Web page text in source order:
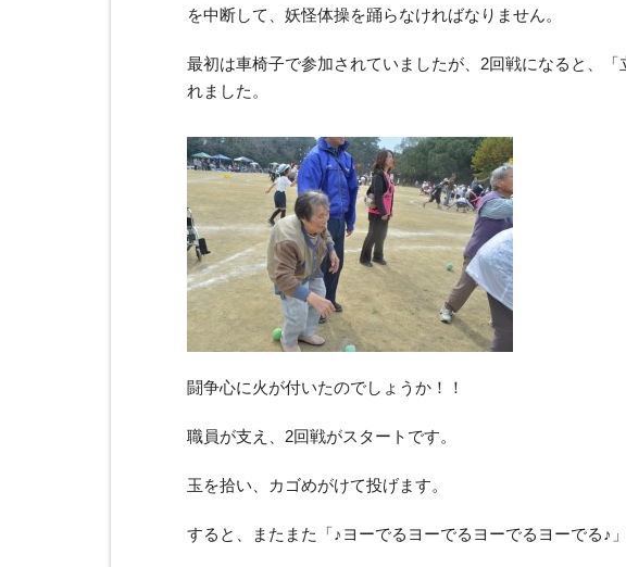
を中断して、妖怪体操を踊らなければなりません。
最初は車椅子で参加されていましたが、2回戦になると、
れました。
闘争心に火が付いたのでしょうか！！
職員が支え、2回戦がスタートです。
玉を拾い、カゴめがけて投げます。
すると、またまた「♪ヨーでるヨーでるヨーでるヨーでる♪